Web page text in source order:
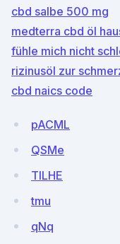
cbd salbe 500 mg
medterra cbd öl
fühle mich nicht
rizinusöl zur
cbd naics code
pACML
QSMe
TlLHE
tmu
qNq